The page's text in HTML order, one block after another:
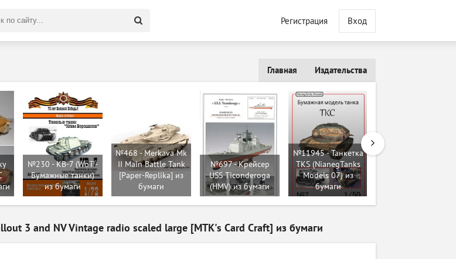
Регистрация Вход
Издательства
Главная
№230 - КВ-7 (WoT -
Бумажные танки)
из бумаги
№468 - Merkava Mk
II Main Battle Tank
[Paper-Replika] из
бумаги
№697 - Крейсер
USS Ticonderoga
(HMV) из бумаги
№11945 - Танкетка
TKS (NianegTanks
Models 07) из
бумаги
3 and NV Vintage radio scaled large [MTK's Card Craft] из бумаги